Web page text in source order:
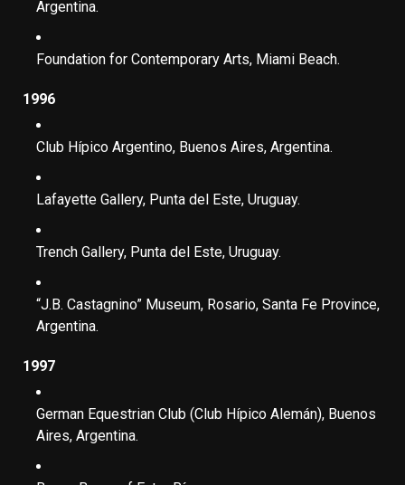
Argentina.
Foundation for Contemporary Arts, Miami Beach.
1996
Club Hípico Argentino, Buenos Aires, Argentina.
Lafayette Gallery, Punta del Este, Uruguay.
Trench Gallery, Punta del Este, Uruguay.
“J.B. Castagnino” Museum, Rosario, Santa Fe Province,
Argentina.
1997
German Equestrian Club (Club Hípico Alemán), Buenos
Aires, Argentina.